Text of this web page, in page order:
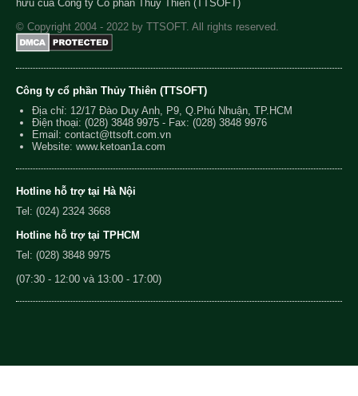
hữu của Công ty Cổ phần Thủy Thiên (TTSOFT)
© Copyright 2004 - 2022 by TTSOFT. All rights reserved.
Công ty cổ phần Thủy Thiên (TTSOFT)
Địa chỉ: 12/17 Đào Duy Anh, P9, Q.Phú Nhuận, TP.HCM
Điện thoại: (028) 3848 9975 - Fax: (028) 3848 9976
Email: contact@ttsoft.com.vn
Website: www.ketoan1a.com
Hotline hỗ trợ tại Hà Nội
Tel: (024) 2324 3668
Hotline hỗ trợ tại TPHCM
Tel: (028) 3848 9975
(07:30 - 12:00 và 13:00 - 17:00)